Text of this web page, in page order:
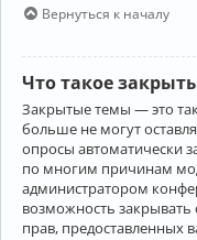
Вернуться к началу
Что такое
Закрытые темы — это
больше не могут
опросы автоматически
по многим причинам
администратором
возможность
прав, предоставленных